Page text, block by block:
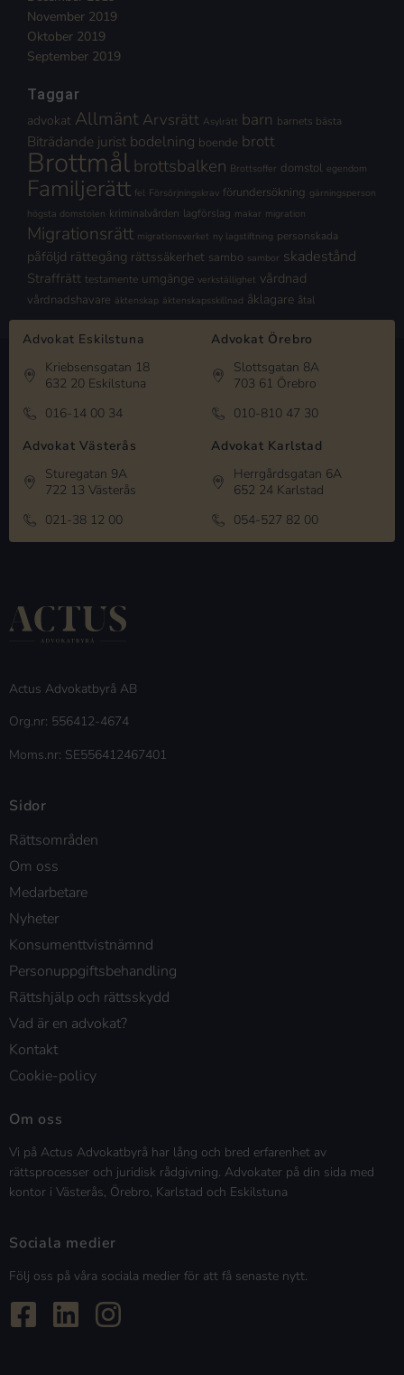
November 2019
Oktober 2019
September 2019
Taggar
advokat Allmänt Arvsrätt Asylrätt barn barnets bästa
Biträdande jurist bodelning boende brott
Brottmålbrottsbalken Brottsoffer domstol egendom
Familjerätt fel Försörjningskrav förundersökning gärningsperson
högsta domstolen kriminalvården lagförslag makar migration
Migrationsrätt migrationsverket ny lagstiftning personskada
påföljd rättegång rättssäkerhet sambo sambor skadestånd
Straffrätt testamente umgänge verkställighet vårdnad
vårdnadshavare äktenskap äktenskapsskillnad åklagare åtal
Advokat Eskilstuna
Kriebsensgatan 18
632 20 Eskilstuna
016-14 00 34
Advokat Örebro
Slottsgatan 8A
703 61 Örebro
010-810 47 30
Advokat Västerås
Sturegatan 9A
722 13 Västerås
021-38 12 00
Advokat Karlstad
Herrgårdsgatan 6A
652 24 Karlstad
054-527 82 00
Actus Advokatbyrå AB
Org.nr: 556412-4674
Moms.nr: SE556412467401
Sidor
Rättsområden
Om oss
Medarbetare
Nyheter
Konsumenttvistnämnd
Personuppgiftsbehandling
Rättshjälp och rättsskydd
Vad är en advokat?
Kontakt
Cookie-policy
Om oss
Vi på Actus Advokatbyrå har lång och bred erfarenhet av
rättsprocesser och juridisk rådgivning. Advokater på din sida med
kontor i Västerås, Örebro, Karlstad och Eskilstuna
Sociala medier
Följ oss på våra sociala medier för att få senaste nytt.